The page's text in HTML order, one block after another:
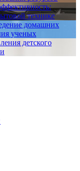
технике
домашних
ученых
детского